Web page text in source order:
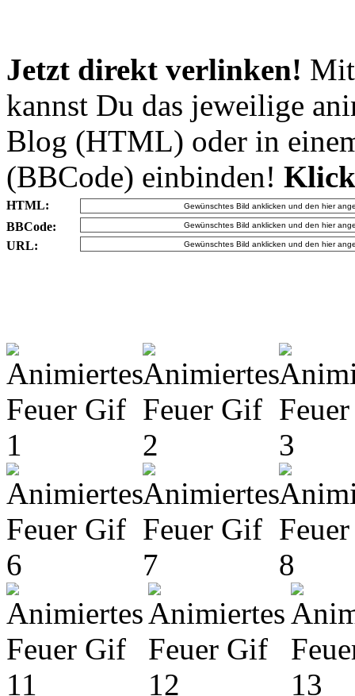
Jetzt direkt verlinken!
kannst Du das jeweilige
Blog (HTML) oder in
(BBCode) einbinden!
HTML:
BBCode:
URL: